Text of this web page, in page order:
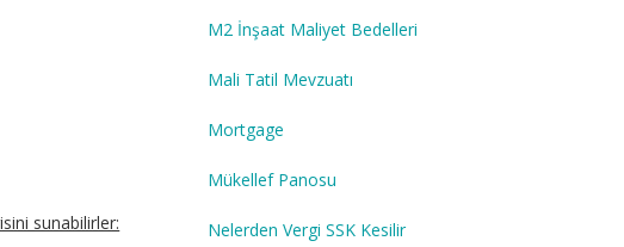
sunabilirler:
M2 İnşaat Maliyet Bedelleri
Mali Tatil Mevzuatı
Mortgage
Mükellef Panosu
Nelerden Vergi SSK Kesilir